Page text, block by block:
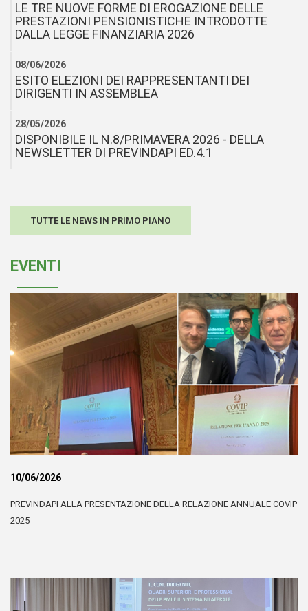
LE TRE NUOVE FORME DI EROGAZIONE DELLE
PRESTAZIONI PENSIONISTICHE INTRODOTTE
DALLA LEGGE FINANZIARIA 2026
08/06/2026
ESITO ELEZIONI DEI RAPPRESENTANTI DEI
DIRIGENTI IN ASSEMBLEA
28/05/2026
DISPONIBILE IL N.8/PRIMAVERA 2026 - DELLA
NEWSLETTER DI PREVINDAPI ED.4.1
TUTTE LE NEWS IN PRIMO PIANO
EVENTI
10/06/2026
PREVINDAPI ALLA PRESENTAZIONE DELLA RELAZIONE ANNUALE COVIP
2025